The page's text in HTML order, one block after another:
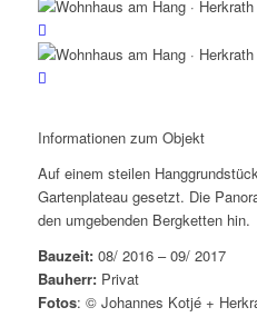
Informationen zum Objekt
Auf einem steilen
Gartenplateau gesetzt. Die
den umgebenden Bergketten hin.
Bauzeit: 08/ 2016 – 09/ 2017
Bauherr:Privat
Fotos: © Johannes Kotjé +